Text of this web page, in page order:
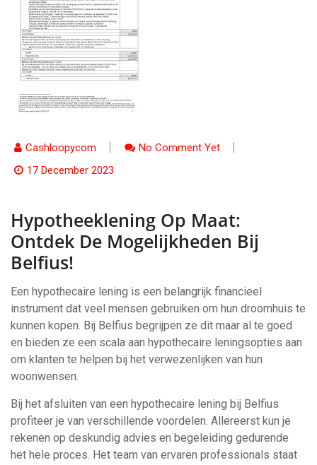
Cashloopycom
No Comment Yet
17 December 2023
Hypotheeklening Op Maat:
Ontdek De Mogelijkheden Bij
Belfius!
Een hypothecaire lening is een belangrijk financieel
instrument dat veel mensen gebruiken om hun droomhuis te
kunnen kopen. Bij Belfius begrijpen ze dit maar al te goed
en bieden ze een scala aan hypothecaire leningsopties aan
om klanten te helpen bij het verwezenlijken van hun
woonwensen.
Bij het afsluiten van een hypothecaire lening bij Belfius
profiteer je van verschillende voordelen. Allereerst kun je
rekenen op deskundig advies en begeleiding gedurende
het hele proces. Het team van ervaren professionals staat